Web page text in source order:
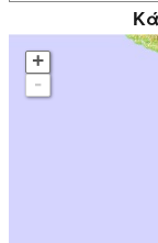
+
-